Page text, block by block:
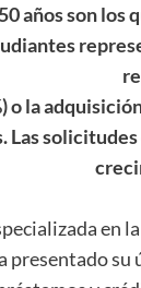
años son
o la
Las
en
presentado